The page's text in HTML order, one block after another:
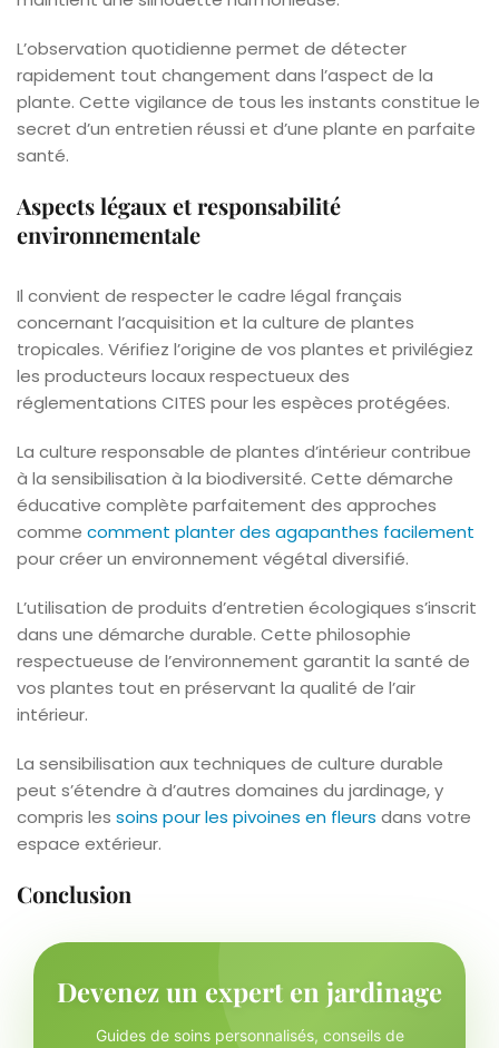
L’observation quotidienne permet de détecter
rapidement tout changement dans l’aspect de la
plante. Cette vigilance de tous les instants constitue le
secret d’un entretien réussi et d’une plante en parfaite
santé.
Aspects légaux et responsabilité
environnementale
Il convient de respecter le cadre légal français
concernant l’acquisition et la culture de plantes
tropicales. Vérifiez l’origine de vos plantes et privilégiez
les producteurs locaux respectueux des
réglementations CITES pour les espèces protégées.
La culture responsable de plantes d’intérieur contribue
à la sensibilisation à la biodiversité. Cette démarche
éducative complète parfaitement des approches
comme comment planter des agapanthes facilement
pour créer un environnement végétal diversifié.
L’utilisation de produits d’entretien écologiques s’inscrit
dans une démarche durable. Cette philosophie
respectueuse de l’environnement garantit la santé de
vos plantes tout en préservant la qualité de l’air
intérieur.
La sensibilisation aux techniques de culture durable
peut s’étendre à d’autres domaines du jardinage, y
compris les soins pour les pivoines en fleurs dans votre
espace extérieur.
Conclusion
Devenez un expert en jardinage
Guides de soins personnalisés, conseils de